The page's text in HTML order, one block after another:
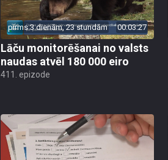
pirms 3 dienām, 23 stundām 00:03:27
Lāču monitorēšanai no valsts
naudas atvēl 180 000 eiro
411. epizode